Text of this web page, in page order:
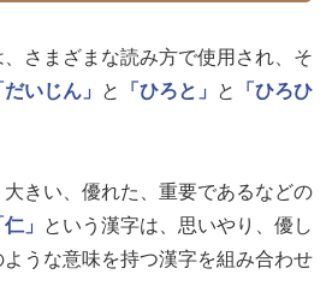
、さまざまな読み方で使用され、そ
だいじん」 と 「ひろと」 と
「ひろひ
大きい、優れた、重要であるなどの
仁」
という漢字は、思いやり、優し
うな意味を持つ漢字を組み合わせ